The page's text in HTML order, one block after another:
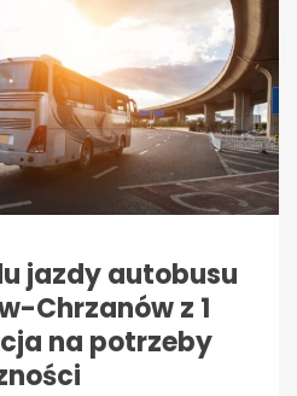
jazdy autobusu
Chrzanów z 1
na potrzeby